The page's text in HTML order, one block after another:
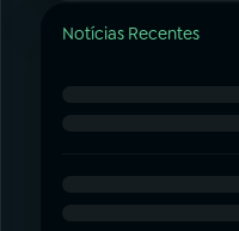
Notícias Recentes